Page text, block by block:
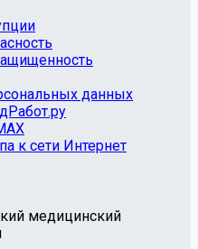
данных
к сети Интернет
медицинский